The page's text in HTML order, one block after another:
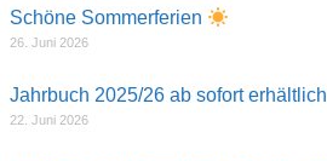
Schöne Sommerferien
26. Juni 2026
Jahrbuch 2025/26 ab sofort
22. Juni 2026